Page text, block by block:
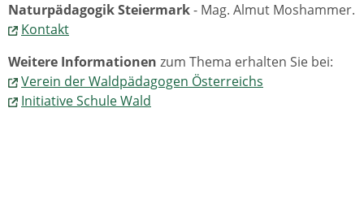
Naturpädagogik Steiermark- Mag. Almut Moshammer.
Kontakt
Weitere Informationen zum Thema erhalten Sie bei:
Verein der Waldpädagogen Österreichs
Initiative Schule Wald